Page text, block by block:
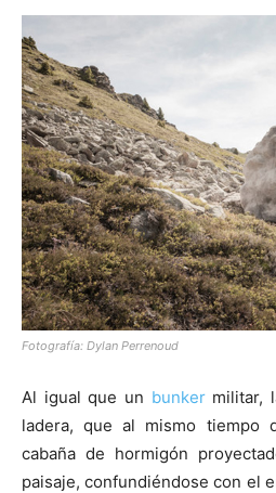
Fotografía: Dylan Perrenoud
Al igual que un bunkermilitar,
ladera, que al mismo tiempo
cabaña de hormigón
paisaje, confundiéndose con el